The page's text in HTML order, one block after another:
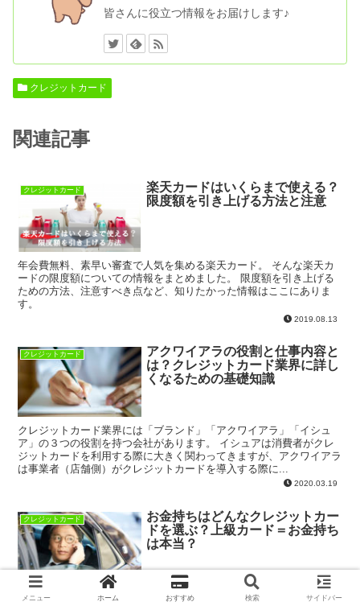
皆さんに役立つ情報をお届けします♪
クレジットカード
関連記事
クレジットカード
楽天カードはいくらまで使える？
限度額を引き上げる方法と注意
年会費無料、素早い審査で人気を集める楽天カード。 そんな楽天カ
ードの限度額についての情報をまとめました。 限度額を引き上げる
ための方法、注意すべき点など、知りたかった情報はここにありま
す。
2019.08.13
クレジットカード
アクワイアラの役割と仕事内容と
は？クレジットカード業界に詳し
くなるための基礎知識
クレジットカード業界には「ブランド」「アクワイアラ」「イシュ
ア」の３つの役割を持つ会社があります。 イシュアは消費者がクレ
ジットカードを利用する際に大きく関わってきますが、アクワイアラ
は事業者（店舗側）がクレジットカードを導入する際に...
2020.03.19
クレジットカード
お金持ちはどんなクレジットカー
ドを選ぶ？上級カード＝お金持ち
は本当？
「世の中のお金持ちはどんなクレジットカードを持っているの？」
メニュー ホーム おすすめ 検索 サイドバー